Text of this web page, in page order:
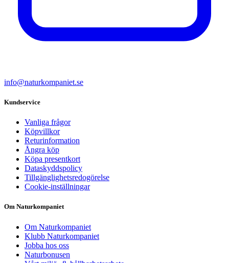
info@naturkompaniet.se
Kundservice
Vanliga frågor
Köpvillkor
Returinformation
Ångra köp
Köpa presentkort
Dataskyddspolicy
Tillgänglighetsredogörelse
Cookie-inställningar
Om Naturkompaniet
Om Naturkompaniet
Klubb Naturkompaniet
Jobba hos oss
Naturbonusen